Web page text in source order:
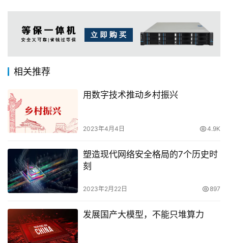
相关推荐
用数字技术推动乡村振兴
2023年4月4日 4.9K
塑造现代网络安全格局的7个历史时
刻
2023年2月22日 897
发展国产大模型，不能只堆算力